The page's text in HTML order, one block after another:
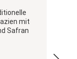
mit
Safran